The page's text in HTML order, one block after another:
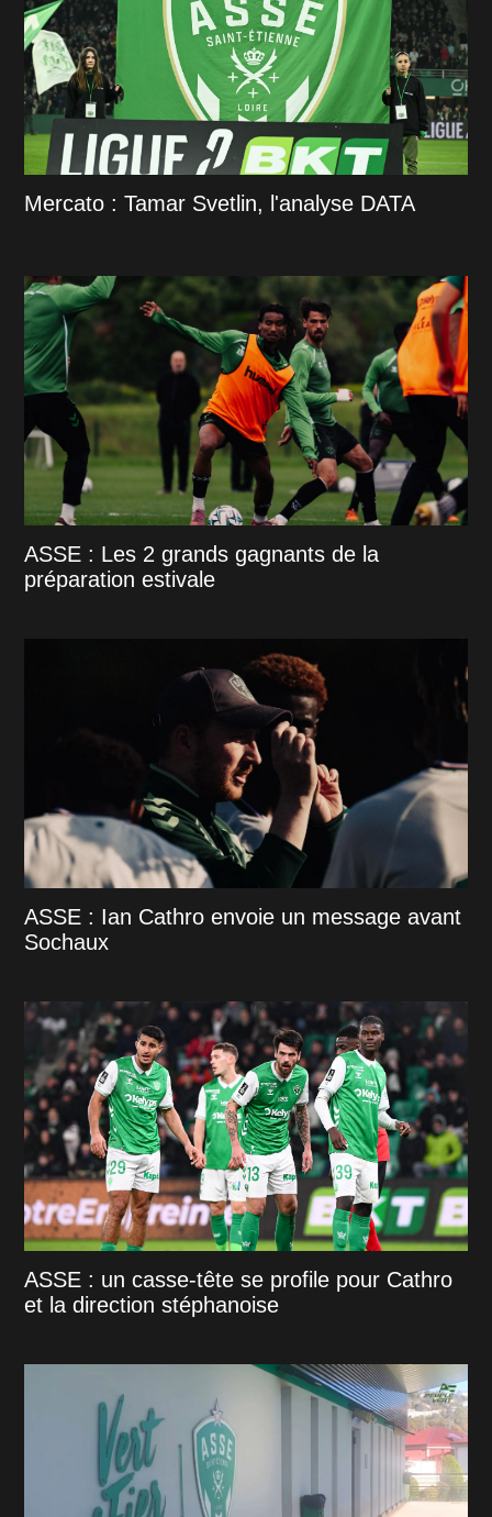
Mercato : Tamar Svetlin, l'analyse DATA
ASSE : Les 2 grands gagnants de la
préparation estivale
ASSE : Ian Cathro envoie un message avant
Sochaux
ASSE : un casse-tête se profile pour Cathro
et la direction stéphanoise